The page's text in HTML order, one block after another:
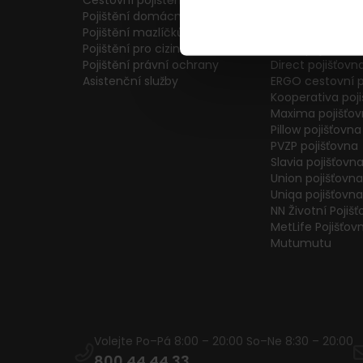
Pojištění domácnosti
Pojištění mazlíčků
Pojištění pro cizince
Pojištění právní ochrany
Asistenční služby
Direct
ERGO cestovní
Kooperativa
Maxima
Pillow pojišťovna
PVZP pojišťovna
Slavia pojišťovna
Union pojišťovna
Uniqa pojišťovna
NN Životní
MetLife
Mutumutu
Volejte Po–Pá 8:00 – 20:00 So–Ne 8:30 – 20:00